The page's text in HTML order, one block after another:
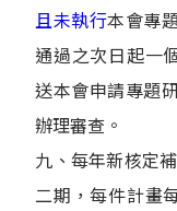
且未執行本會專
通過之次日起一
送本會申請專題
辦理審查。
九、每年新核定
二期，每件計畫